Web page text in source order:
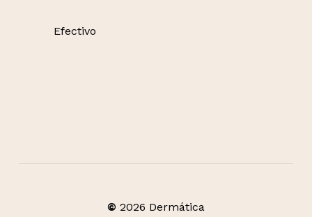
Efectivo
© 2026 Dermática